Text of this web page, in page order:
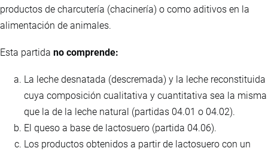
productos de charcutería (chacinería) o como aditivos en la
alimentación de animales.
Esta partida no comprende:
La leche desnatada (descremada) y la leche reconstituida
cuya composición cualitativa y cuantitativa sea la misma
que la de la leche natural (partidas 04.01 o 04.02).
El queso a base de lactosuero (partida 04.06).
Los productos obtenidos a partir de lactosuero con un